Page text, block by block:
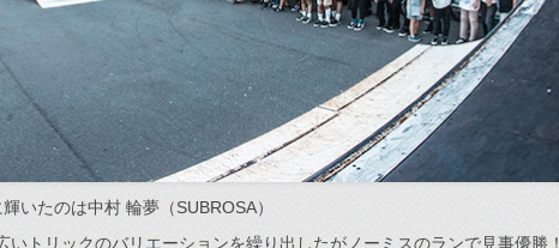
いたのは中村 輪夢（SUBROSA）
いトリックのバリエーションを繰り出したがノーミスのランで見事優勝！